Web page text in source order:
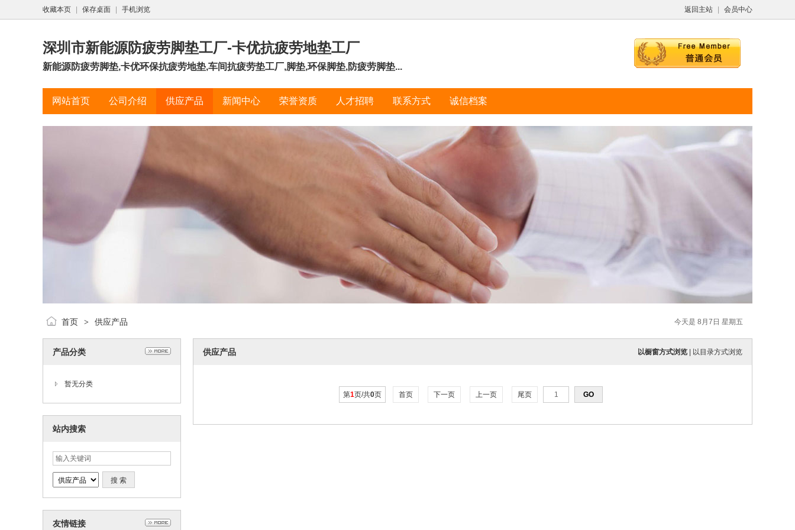
返回主站 会员中心
收藏本页 保存桌面 手机浏览
深圳市新能源防疲劳脚垫工厂-卡优抗疲劳地垫工厂
新能源防疲劳脚垫,卡优环保抗疲劳地垫,车间抗疲劳垫工厂,脚垫,环保脚垫,防疲劳脚垫...
网站首页 公司介绍 供应产品 新闻中心 荣誉资质 人才招聘 联系方式 诚信档案
今天是 8月7日 星期五
首页 > 供应产品
产品分类
暂无分类
站内搜索
友情链接
以橱窗方式浏览 以目录方式浏览
供应产品
第1页/共0页 首页 下一页 上一页 尾页